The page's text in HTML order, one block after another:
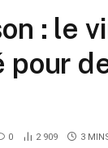
: le
pour
0 2 909 3